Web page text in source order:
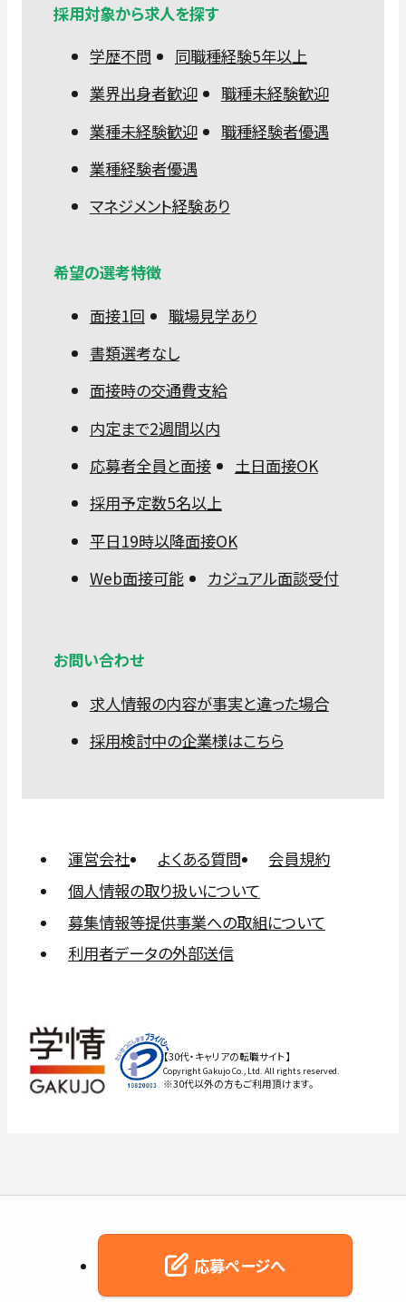
応募ページへ
採用対象から求人を探す
学歴不問
同職種経験5年以上
業界出身者歓迎
職種未経験歓迎
業種未経験歓迎
職種経験者優遇
業種経験者優遇
マネジメント経験あり
希望の選考特徴
面接1回
職場見学あり
書類選考なし
面接時の交通費支給
内定まで2週間以内
応募者全員と面接
土日面接OK
採用予定数5名以上
平日19時以降面接OK
Web面接可能
カジュアル面談受付
お問い合わせ
求人情報の内容が事実と違った場合
採用検討中の企業様はこちら
運営会社 よくある質問
会員規約
個人情報の取り扱いについて
募集情報等提供事業への取組について
利用者データの外部送信
【30代・キャリアの転職サイト】
Copyright Gakujo Co., Ltd. All rights reserved.
※30代以外の方もご利用頂けます。